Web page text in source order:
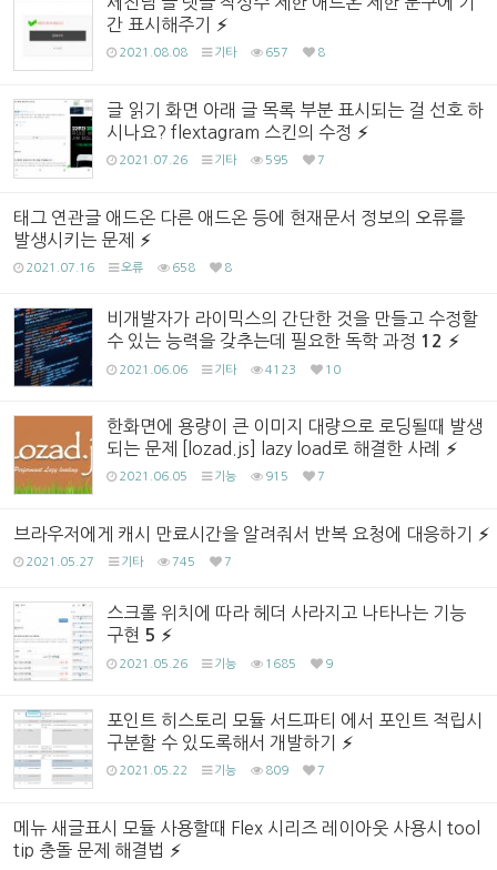
간 표시해주기
2021.08.08 기타 657 8
글 읽기 화면 아래 글 목록 부분 표시되는 걸 선호 하
시나요? flextagram 스킨의 수정
2021.07.26 기타 595 7
태그 연관글 애드온 다른 애드온 등에 현재문서 정보의 오류를
발생시키는 문제
2021.07.16 오류 658 8
비개발자가 라이믹스의 간단한 것을 만들고 수정할
수 있는 능력을 갖추는데 필요한 독학 과정 12
2021.06.06 기타 4123 10
한화면에 용량이 큰 이미지 대량으로 로딩될때 발생
되는 문제 [lozad.js] lazy load로 해결한 사례
2021.06.05 기능 915 7
브라우저에게 캐시 만료시간을 알려줘서 반복 요청에 대응하기
2021.05.27 기타 745 7
스크롤 위치에 따라 헤더 사라지고 나타나는 기능
구현 5
2021.05.26 기능 1685 9
포인트 히스토리 모듈 서드파티 에서 포인트 적립시
구분할 수 있도록해서 개발하기
2021.05.22 기능 809 7
메뉴 새글표시 모듈 사용할때 Flex 시리즈 레이아웃 사용시 tool
tip 충돌 문제 해결법